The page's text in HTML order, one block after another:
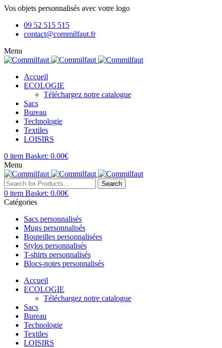
Vos objets personnalisés avec votre logo
09 52 515 515
contact@commilfaut.fr
Menu
Accueil
ECOLOGIE
Téléchargez notre catalogue
Sacs
Bureau
Technologie
Textiles
LOISIRS
0 item Basket: 0.00€
Menu
Search
0 item Basket: 0.00€
Catégories
Sacs personnalisés
Mugs personnalisés
Bouteilles personnalisées
Stylos personnalisés
T-shirts personnalisés
Blocs-notes personnalisés
Accueil
ECOLOGIE
Téléchargez notre catalogue
Sacs
Bureau
Technologie
Textiles
LOISIRS